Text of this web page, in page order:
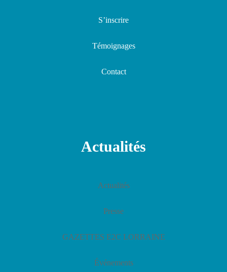
S’inscrire
Témoignages
Contact
Actualités
Actualités
Presse
GAZETTES E2C LORRAINE
Événements